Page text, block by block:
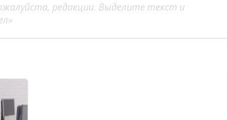
редакции. Выделите текст и